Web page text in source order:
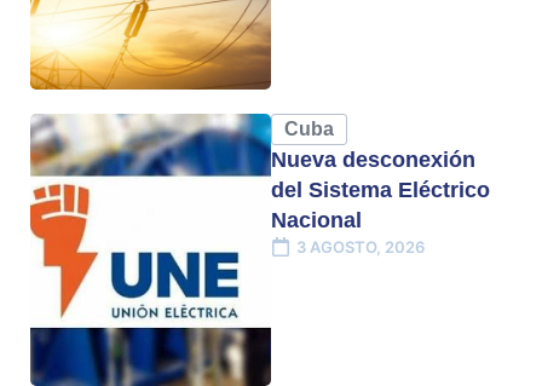
Cuba
Nueva desconexión
del Sistema Eléctrico
Nacional
3 AGOSTO, 2026